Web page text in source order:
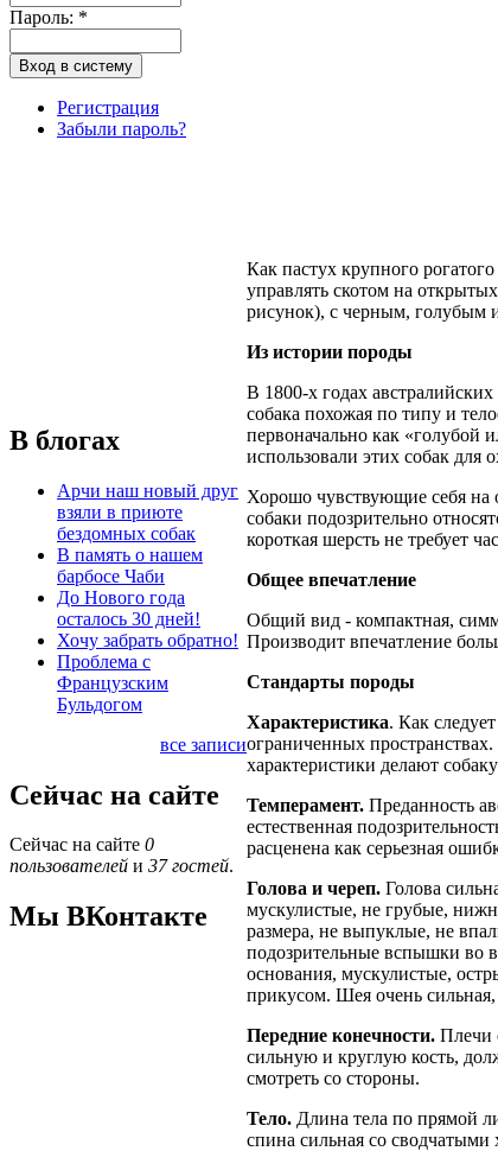
Пароль: *
Регистрация
Забыли пароль?
В блогах
Арчи наш новый друг
взяли в приюте
бездомных собак
В память о нашем
барбосе Чаби
До Нового года
осталось 30 дней!
Хочу забрать обратно!
Проблема с
Французским
Бульдогом
все записи
Сейчас на сайте
Сейчас на сайте 0
пользователей и 37 гостей.
Мы ВКонтакте
Как пастух крупного
управлять скотом на
рисунок), с черным, голубым
Из истории породы
В 1800-х годах
собака похожая по типу и
первоначально как «голубой
использовали этих собак для
Хорошо чувствующие себя на
собаки подозрительно
короткая шерсть не требует
Общее впечатление
Общий вид - компактная,
Производит впечатление
Стандарты породы
Характеристика. Как
ограниченных
характеристики делают
Темперамент. Преданность
естественная
расценена как серьезная
Голова и череп. Голова
мускулистые, не грубые,
размера, не выпуклые, не
подозрительные вспышки во
основания, мускулистые,
прикусом. Шея очень
Передние конечности. Плечи
сильную и круглую кость,
смотреть со стороны.
Тело. Длина тела по прямой
спина сильная со